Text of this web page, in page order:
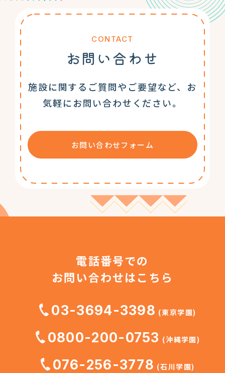
CONTACT
お問い合わせ
施設に関するご質問やご要望など、お
気軽にお問い合わせください。
お問い合わせフォーム
電話番号での
お問い合わせはこちら
03-3694-3398 (東京学園)
0800-200-0753 (沖縄学園)
076-256-3778 (石川学園)